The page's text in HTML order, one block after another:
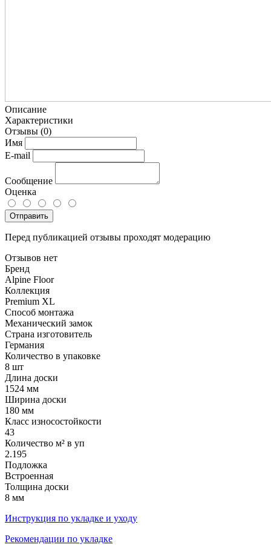
Описание
Характеристики
Отзывы (0)
Имя
E-mail
Сообщение
Оценка
Отправить
Перед публикацией отзывы проходят модерацию
Отзывов нет
Бренд
Alpine Floor
Коллекция
Premium XL
Способ монтажа
Механический замок
Страна изготовитель
Германия
Количество в упаковке
8 шт
Длина доски
1524 мм
Ширина доски
180 мм
Класс износостойкости
43
Количество м² в уп
2.195
Подложка
Встроенная
Толщина доски
8 мм
Инструкция по укладке и уходу
Рекомендации по укладке